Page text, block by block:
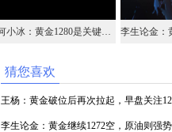
何小冰：黄金1280是关键，时间循环在美盘
猜您喜欢
王杨：黄金破位后再次拉起，早盘关注
失！
李生论金：黄金继续1272空，原油则强